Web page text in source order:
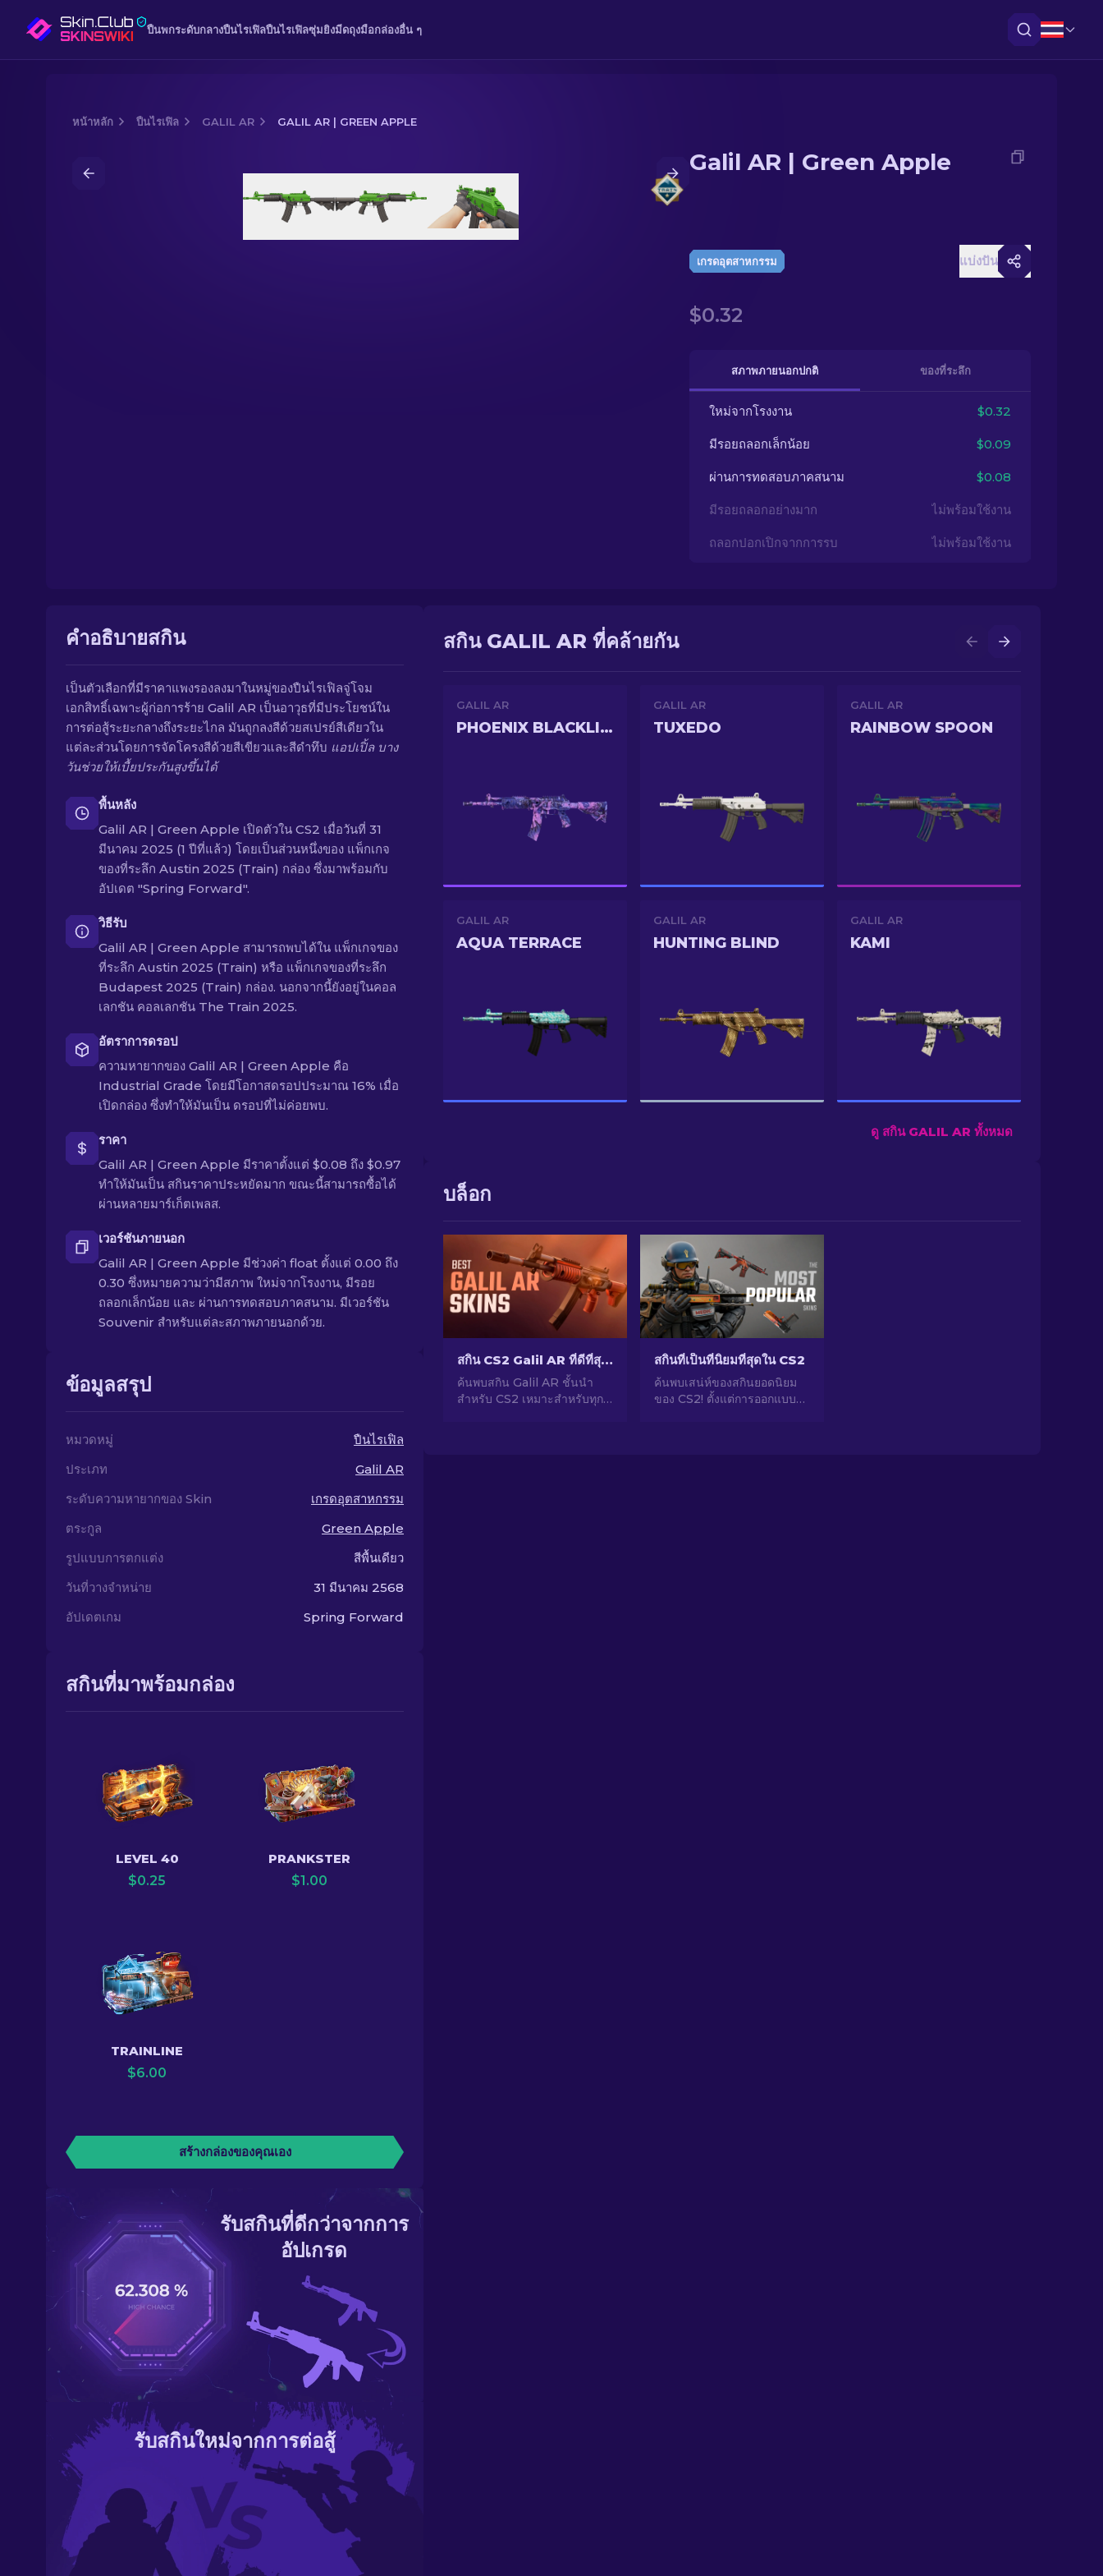
ปืนพกระดับกลางปืนไรเฟิลปืนไรเฟิลซุ่มยิงมีดถุงมือกล่องอื่น ๆ
หน้าหลัก ปืนไรเฟิล GALIL AR GALIL AR | GREEN APPLE
Galil AR | Green Apple
เกรดอุตสาหกรรม แบ่งปัน
$0.32
สภาพภายนอกปกติ ของที่ระลึก
ใหม่จากโรงงาน $0.32
มีรอยถลอกเล็กน้อย $0.09
ผ่านการทดสอบภาคสนาม $0.08
มีรอยถลอกอย่างมาก ไม่พร้อมใช้งาน
ถลอกปอกเปิกจากการรบ ไม่พร้อมใช้งาน
คำอธิบายสกิน
เป็นตัวเลือกที่มีราคาแพงรองลงมาในหมู่ของปืนไรเฟิลจู่โจม
เอกสิทธิ์เฉพาะผู้ก่อการร้าย Galil AR เป็นอาวุธที่มีประโยชน์ใน
การต่อสู้ระยะกลางถึงระยะไกล มันถูกลงสีด้วยสเปรย์สีเดียวใน
แต่ละส่วนโดยการจัดโครงสีด้วยสีเขียวและสีดำทึบ แอปเปิ้ล บาง
วันช่วยให้เบื้ยประกันสูงขึ้นได้
พื้นหลัง
Galil AR | Green Apple เปิดตัวใน CS2 เมื่อวันที่ 31
มีนาคม 2025 (1 ปีที่แล้ว) โดยเป็นส่วนหนึ่งของ แพ็กเกจ
ของที่ระลึก Austin 2025 (Train) กล่อง ซึ่งมาพร้อมกับ
อัปเดต "Spring Forward".
วิธีรับ
Galil AR | Green Apple สามารถพบได้ใน แพ็กเกจของ
ที่ระลึก Austin 2025 (Train) หรือ แพ็กเกจของที่ระลึก
Budapest 2025 (Train) กล่อง. นอกจากนี้ยังอยู่ในคอล
เลกชัน คอลเลกชัน The Train 2025.
อัตราการดรอป
ความหายากของ Galil AR | Green Apple คือ
Industrial Grade โดยมีโอกาสดรอปประมาณ 16% เมื่อ
เปิดกล่อง ซึ่งทำให้มันเป็น ดรอปที่ไม่ค่อยพบ.
ราคา
Galil AR | Green Apple มีราคาตั้งแต่ $0.08 ถึง $0.97
ทำให้มันเป็น สกินราคาประหยัดมาก ขณะนี้สามารถซื้อได้
ผ่านหลายมาร์เก็ตเพลส.
เวอร์ชันภายนอก
Galil AR | Green Apple มีช่วงค่า float ตั้งแต่ 0.00 ถึง
0.30 ซึ่งหมายความว่ามีสภาพ ใหม่จากโรงงาน, มีรอย
ถลอกเล็กน้อย และ ผ่านการทดสอบภาคสนาม. มีเวอร์ชัน
Souvenir สำหรับแต่ละสภาพภายนอกด้วย.
ข้อมูลสรุป
หมวดหมู่
ปืนไรเฟิล
ประเภท
Galil AR
ระดับความหายากของ Skin
เกรดอุตสาหกรรม
ตระกูล
Green Apple
รูปแบบการตกแต่ง
สีพื้นเดียว
วันที่วางจำหน่าย
31 มีนาคม 2568
อัปเดตเกม
Spring Forward
สกินที่มาพร้อมกล่อง
LEVEL 40
$0.25
PRANKSTER
$1.00
TRAINLINE
$6.00
สร้างกล่องของคุณเอง
รับสกินที่ดีกว่าจากการ
อัปเกรด
รับสกินใหม่จากการต่อสู้
สกิน GALIL AR ที่คล้ายกัน
GALIL AR
PHOENIX BLACKLIGHT
GALIL AR
TUXEDO
GALIL AR
RAINBOW SPOON
GALIL AR
AQUA TERRACE
GALIL AR
HUNTING BLIND
GALIL AR
KAMI
ดู สกิน GALIL AR ทั้งหมด
บล็อก
สกิน CS2 Galil AR ที่ดีที่สุด (ทุกงบประมาณ): คู่มือ [2026]
ค้นพบสกิน Galil AR ชั้นนํา
สำหรับ CS2 เหมาะสำหรับทุก
สกินที่เป็นที่นิยมที่สุดใน CS2
ค้นพบเสน่ห์ของสกินยอดนิยม
ของ CS2! ตั้งแต่การออกแบบที่